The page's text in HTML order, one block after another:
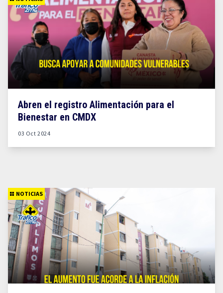
Abren el registro Alimentación para el
Bienestar en CMDX
03 Oct 2024
NOTICIAS